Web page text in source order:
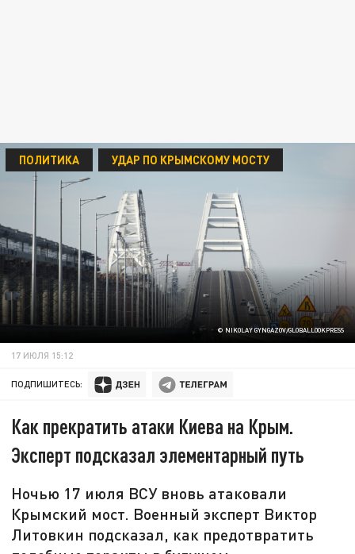
© NIKOLAY GYNGAZOV/GLOBALLOOKPRESS
ПОЛИТИКА УДАР ПО КРЫМСКОМУ МОСТУ
17 ИЮЛЯ 15:12
ПОДПИШИТЕСЬ:
Как прекратить атаки Киева на Крым.
Эксперт подсказал элементарный путь
Ночью 17 июля ВСУ вновь атаковали
Крымский мост. Военный эксперт Виктор
Литовкин подсказал, как предотвратить